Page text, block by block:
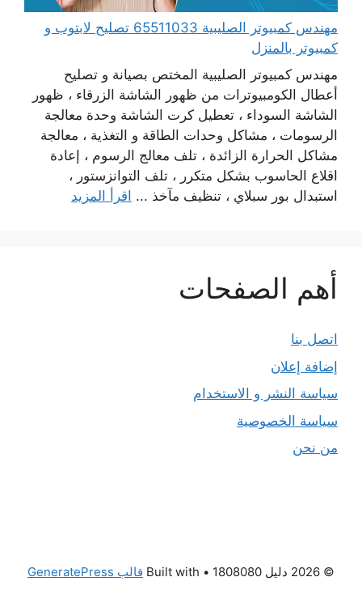
مهندس كمبيوتر الصليبية 65511033 تصليح لابتوب و
كمبيوتر بالمنزل
مهندس كمبيوتر الصليبية المختص بصيانة و تصليح
أعطال الكومبيوترات من ظهور الشاشة الزرقاء ، ظهور
الشاشة السوداء ، تعطيل كرت الشاشة وحدة معالجة
الرسومات ، مشاكل وحدات الطاقة و التغذية ، معالجة
مشاكل الحرارة الزائدة ، تلف معالج الرسوم ، إعادة
اقلاع الحاسوب بشكل متكرر ، تلف التوانزستور ،
استبدال بور سبلاي ، تنظيف مآخذ ... اقرأ المزيد
أهم الصفحات
اتصل بنا
إضافة إعلان
سياسة النشر و الاستخدام
سياسة الخصوصية
من نحن
© 2026 دليل 1808080 • Built with قالب GeneratePress